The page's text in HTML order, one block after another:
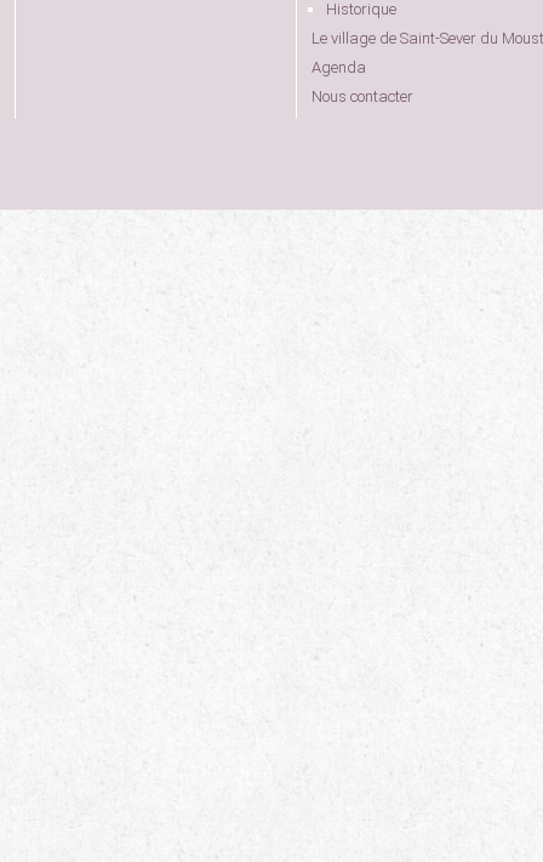
Historique
Le village de Saint-Sever du
Agenda
Nous contacter